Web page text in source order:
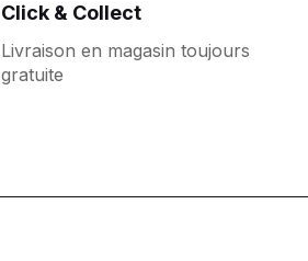
Click & Collect
Livraison en magasin toujours
gratuite